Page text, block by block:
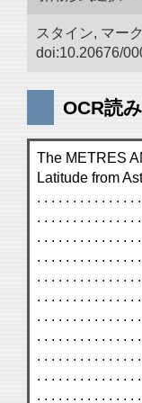
スタイン, マー
doi:10.20676/
OCR読
The METRES
Latitude from
. . . . . . . . . . . . . .
. . . . . . . . . . . . . .
. . . . . . . . . . . . . .
. . . . . . . . . . . . . .
. . . . . . . . . . . . . .
. . . . . . . . . . . . . .
. . . . . . . . . . . . . .
. . . . . . . . . . . . . .
. . . . . . . . . . . . . .
. . . . . . . . . . . . . .
. . . . . . . . . . . . . .